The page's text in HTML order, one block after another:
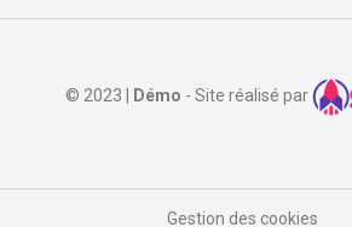
© 2023 | Démo - Site réalisé par
Gestion des cookies